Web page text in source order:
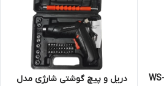
دریل و پیچ گوشتی شارژی مدل